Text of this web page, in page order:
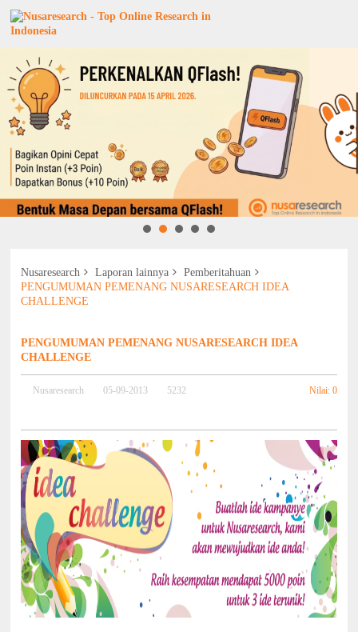
Nusaresearch Laporan lainnya
Pemberitahuan
PENGUMUMAN PEMENANG NUSARESEARCH IDEA
CHALLENGE
PENGUMUMAN PEMENANG NUSARESEARCH IDEA
CHALLENGE
Nusaresearch 05-09-2013 5232 Nilai: 0